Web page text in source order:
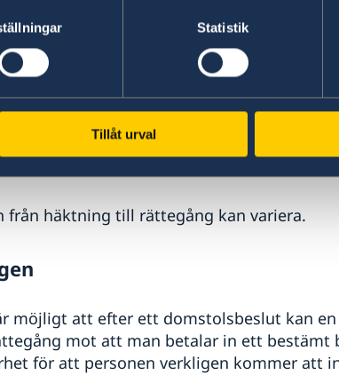
Statistik
Tillåt urval
anlita privat advokat måste du vanligtvis
den kostnaden.
i irakiska fängelsen
är förhållandena i häkten och fängelser
med mera behöver du i regel själv
från häktning till rättegång kan variera.
möjligt att efter ett domstolsbeslut kan
mot att man betalar in ett bestämt
för att personen verkligen kommer att